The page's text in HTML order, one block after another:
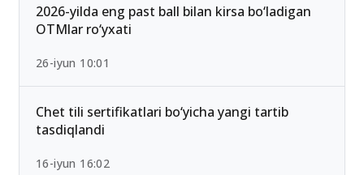
15-iyun 10:27
2026-yilda eng past ball bilan kirsa bo‘ladigan
OTMlar ro‘yxati
26-iyun 10:01
Chet tili sertifikatlari bo‘yicha yangi tartib